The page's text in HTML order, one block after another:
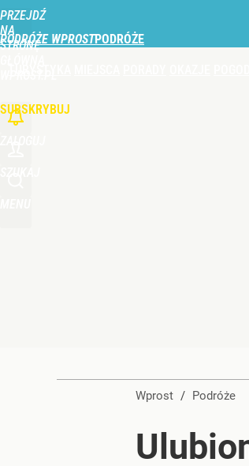
PRZEJDŹ
NA
STRONĘ
PODRÓŻE WPROST
SUBSKRYBUJ
Wprost / Podróże